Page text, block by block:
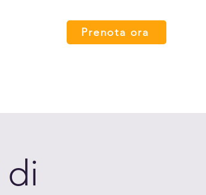
Prenota ora
di